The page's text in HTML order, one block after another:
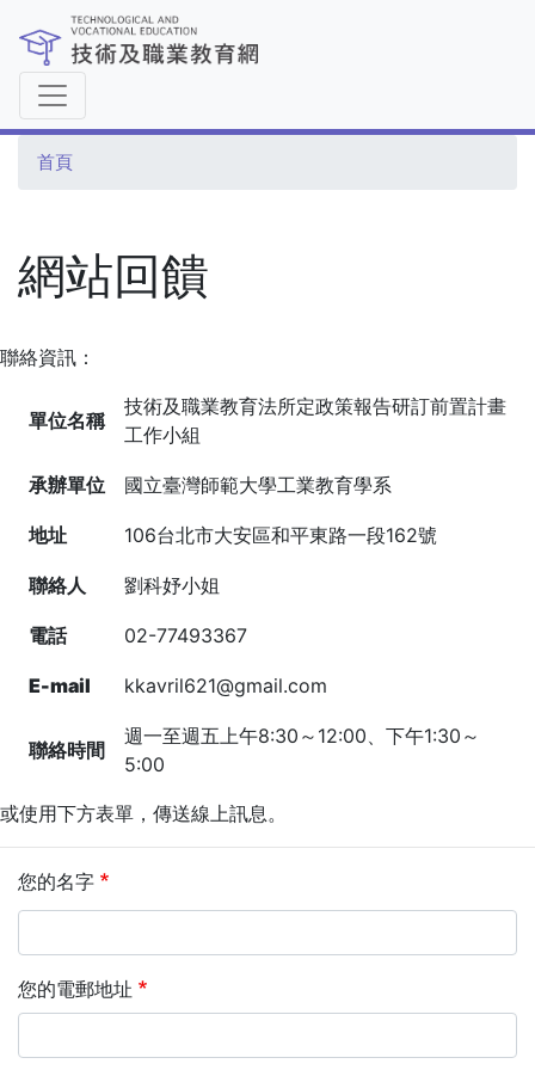
容
首頁
網站回饋
聯絡資訊：
單位名稱
技術及職業教育法所定政策報告研訂前置計畫
工作小組
承辦單位 國立臺灣師範大學工業教育學系
地址 106台北市大安區和平東路一段162號
聯絡人 劉科妤小姐
電話 02-77493367
E-mail kkavril621@gmail.com
聯絡時間
週一至週五上午8:30～12:00、下午1:30～
5:00
或使用下方表單，傳送線上訊息。
您的名字
您的電郵地址